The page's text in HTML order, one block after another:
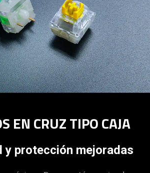
EN CRUZ TIPO CAJA
y protección mejoradas